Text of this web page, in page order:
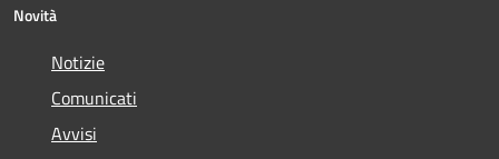
Novità
Notizie
Comunicati
Avvisi